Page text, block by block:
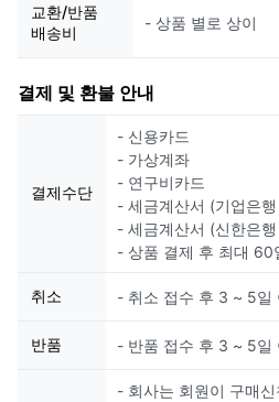
교환/반품
배송비
- 상품 별로 상이
결제 및 환불 안내
결제수단
- 신용카드
- 가상계좌
- 연구비카드
- 세금계산서 (기업은
- 세금계산서 (신한은
- 상품 결제 후 최대 60
취소 - 취소 접수 후 3 ~ 5일
반품 - 반품 접수 후 3 ~ 5일
- 회사는 회원이 구매